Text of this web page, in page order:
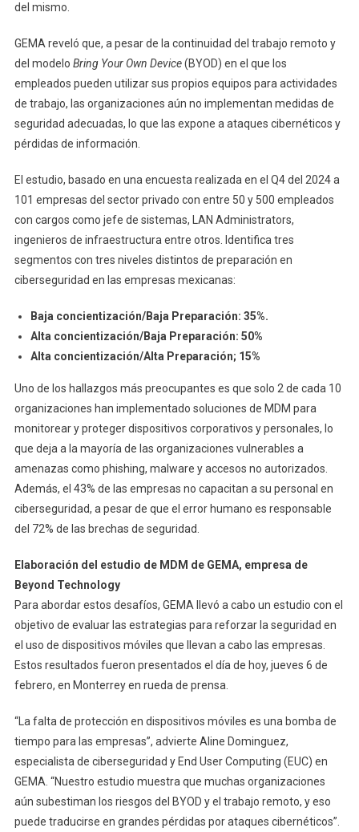
del mismo.
GEMA reveló que, a pesar de la continuidad del trabajo remoto y
del modelo Bring Your Own Device(BYOD) en el que los
empleados pueden utilizar sus propios equipos para actividades
de trabajo, las organizaciones aún no implementan medidas de
seguridad adecuadas, lo que las expone a ataques cibernéticos y
pérdidas de información.
El estudio, basado en una encuesta realizada en el Q4 del 2024 a
101 empresas del sector privado con entre 50 y 500 empleados
con cargos como jefe de sistemas, LAN Administrators,
ingenieros de infraestructura entre otros. Identifica tres
segmentos con tres niveles distintos de preparación en
ciberseguridad en las empresas mexicanas:
Baja concientización/Baja Preparación: 35%.
Alta concientización/Baja Preparación: 50%
Alta concientización/Alta Preparación; 15%
Uno de los hallazgos más preocupantes es que solo 2 de cada 10
organizaciones han implementado soluciones de MDM para
monitorear y proteger dispositivos corporativos y personales, lo
que deja a la mayoría de las organizaciones vulnerables a
amenazas como phishing, malware y accesos no autorizados.
Además, el 43% de las empresas no capacitan a su personal en
ciberseguridad, a pesar de que el error humano es responsable
del 72% de las brechas de seguridad.
Elaboración del estudio de MDM de GEMA, empresa de
Beyond Technology
Para abordar estos desafíos, GEMA llevó a cabo un estudio con el
objetivo de evaluar las estrategias para reforzar la seguridad en
el uso de dispositivos móviles que llevan a cabo las empresas.
Estos resultados fueron presentados el día de hoy, jueves 6 de
febrero, en Monterrey en rueda de prensa.
“La falta de protección en dispositivos móviles es una bomba de
tiempo para las empresas”, advierte Aline Dominguez,
especialista de ciberseguridad y End User Computing (EUC) en
GEMA. “Nuestro estudio muestra que muchas organizaciones
aún subestiman los riesgos del BYOD y el trabajo remoto, y eso
puede traducirse en grandes pérdidas por ataques cibernéticos”.